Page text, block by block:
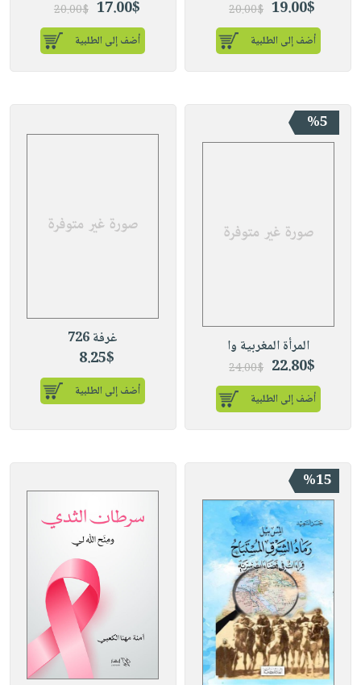
19.00$
20.00$
أضف إلى الطلبية
17.00$
20.00$
أضف إلى الطلبية
%5
المرأة المغربية وا
22.80$
24.00$
أضف إلى الطلبية
غرفة 726
8.25$
أضف إلى الطلبية
%15